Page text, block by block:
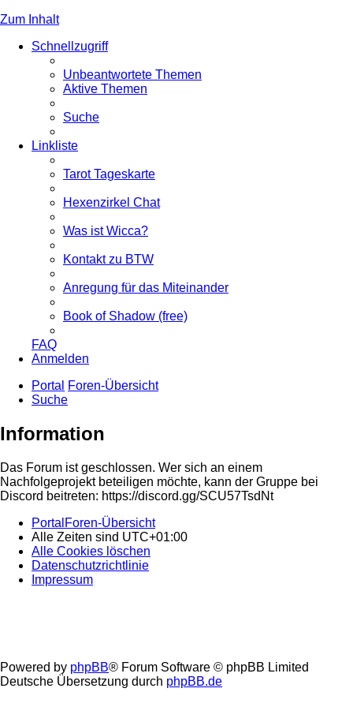
Zum Inhalt
Schnellzugriff
Unbeantwortete Themen
Aktive Themen
Suche
Linkliste
Tarot Tageskarte
Hexenzirkel Chat
Was ist Wicca?
Kontakt zu BTW
Anregung für das Miteinander
Book of Shadow (free)
FAQ
Anmelden
Portal
Foren-Übersicht
Suche
Information
Das Forum ist geschlossen. Wer sich an einem
Nachfolgeprojekt beteiligen möchte, kann der Gruppe bei
Discord beitreten: https://discord.gg/SCU57TsdNt
Portal Foren-Übersicht
Alle Zeiten sind UTC+01:00
Alle Cookies löschen
Datenschutzrichtlinie
Impressum
Powered by phpBB® Forum Software © phpBB Limited
Deutsche Übersetzung durch phpBB.de